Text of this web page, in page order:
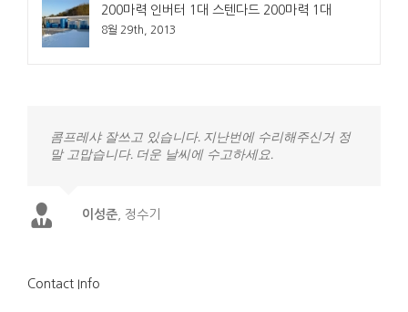
200마력 인버터 1대 스텐다드 200마력 1대
8월 29th, 2013
콤프레샤 잘쓰고 있습니다. 지난번에 수리해주신거 정
말 고맙습니다. 더운 날씨에 수고하세요.
이성준 정수기
Contact Info